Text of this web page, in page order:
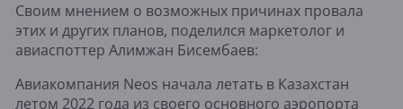
Своим мнением о возможных причинах провала
этих и других планов, поделился маркетолог и
авиаспоттер Алимжан Бисембаев:
Авиакомпания Neos начала летать в Казахстан
летом 2022 года из своего основного аэропорта